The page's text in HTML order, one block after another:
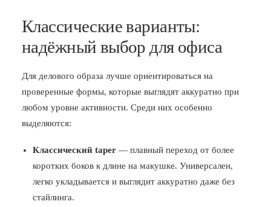
Классические варианты:
надёжный выбор для офиса
Для делового образа лучше ориентироваться на
проверенные формы, которые выглядят аккуратно при
любом уровне активности. Среди них особенно
выделяются:
Классический taper — плавный переход от более
коротких боков к длине на макушке. Универсален,
легко укладывается и выглядит аккуратно даже без
стайлинга.